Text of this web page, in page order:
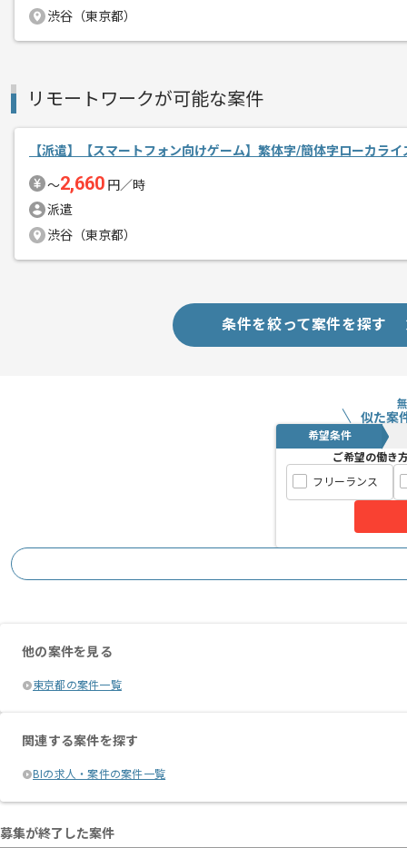
渋谷（東京都）
リモートワークが可能な案件
【派遣】【スマートフォン向けゲーム】繁体字/簡体字ローカラ
〜2,660 円／時
派遣
渋谷（東京都）
条件を絞って案件を探す
似た案
希望条件
ご希望の働き
フリーランス
他の案件を見る
東京都の案件一覧
関連する案件を探す
BIの求人・案件の案件一覧
募集が終了した案件